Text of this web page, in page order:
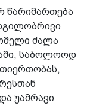
წარიმართება
ძალა
საბოლოოდ
უამრავი